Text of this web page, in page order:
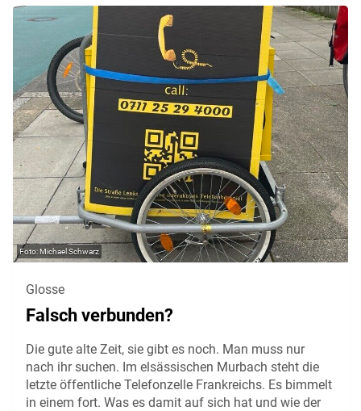
Michael Schwarz
Glosse
Falsch verbunden?
Die gute alte Zeit, sie gibt es noch. Man muss nur
nach ihr suchen. Im elsässischen Murbach steht die
letzte öffentliche Telefonzelle Frankreichs. Es bimmelt
in einem fort. Was es damit auf sich hat und wie der